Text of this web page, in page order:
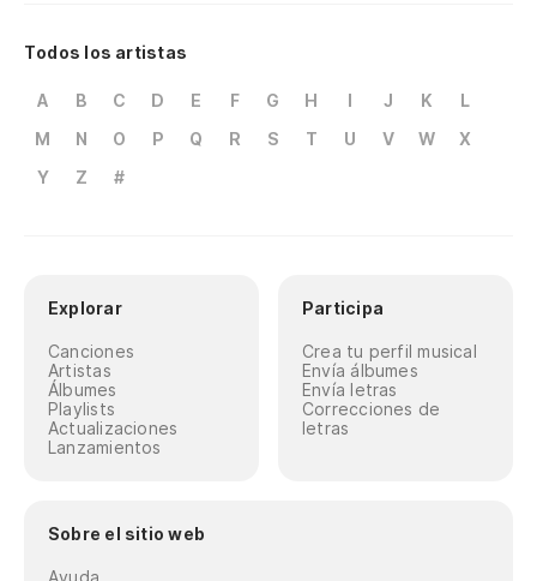
Todos los artistas
A B C D E F G H I J K
L
M
N O P Q R S T U V W
X
Y
Z #
Explorar
Canciones
Artistas
Álbumes
Playlists
Actualizaciones
Lanzamientos
Participa
Crea tu perfil musical
Envía álbumes
Envía letras
Correcciones de
letras
Sobre el sitio web
Ayuda